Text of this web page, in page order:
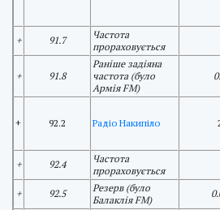
+ 91.7
Частота
прораховується
+ 91.8
Раніше задіяна
частота (було
Армія FM)
+ 92.2 Радіо Накипіло
+ 92.4
Частота
прораховується
+ 92.5
Резерв (було
Балаклія FM)